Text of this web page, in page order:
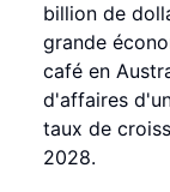
billion de
grande
café en
d'affaires
taux de
2028.